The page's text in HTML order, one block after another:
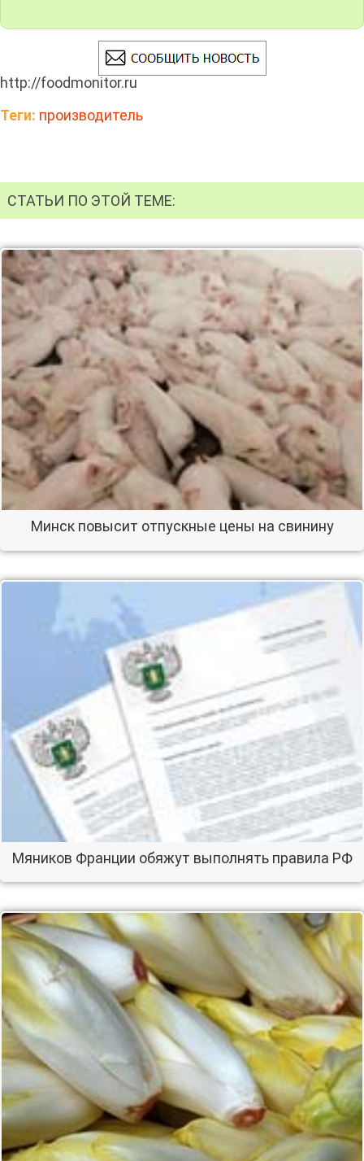
http://foodmonitor.ru
Теги: производитель
СТАТЬИ ПО ЭТОЙ ТЕМЕ:
Минск повысит отпускные цены на свинину
Мяников Франции обяжут выполнять правила РФ